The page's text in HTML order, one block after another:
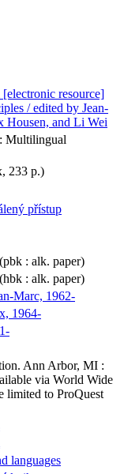
resource]
/ edited by Jean-
Housen, and Li Wei
Multilingual
233 p.)
přístup
: alk. paper)
: alk. paper)
Marc, 1962-
1964-
Ann Arbor, MI :
via World Wide
limited to ProQuest
languages